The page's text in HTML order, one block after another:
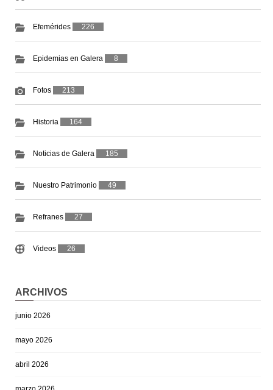
Efemérides 226
Epidemias en Galera 8
Fotos 213
Historia 164
Noticias de Galera 185
Nuestro Patrimonio 49
Refranes 27
Videos 26
ARCHIVOS
junio 2026
mayo 2026
abril 2026